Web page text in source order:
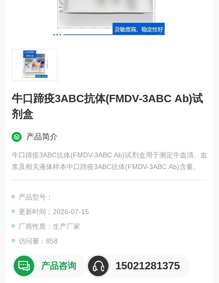
牛口蹄疫3ABC抗体(FMDV-3ABC Ab)试
剂盒
产品简介
牛口蹄疫3ABC抗体(FMDV-3ABC Ab)试剂盒用于测定牛血清、血
浆及相关液体样本中口蹄疫3ABC抗体(FMDV-3ABC Ab)含量。
产品型号：
更新时间：2026-07-15
厂商性质：生产厂家
访问量：858
产品咨询 15021281375